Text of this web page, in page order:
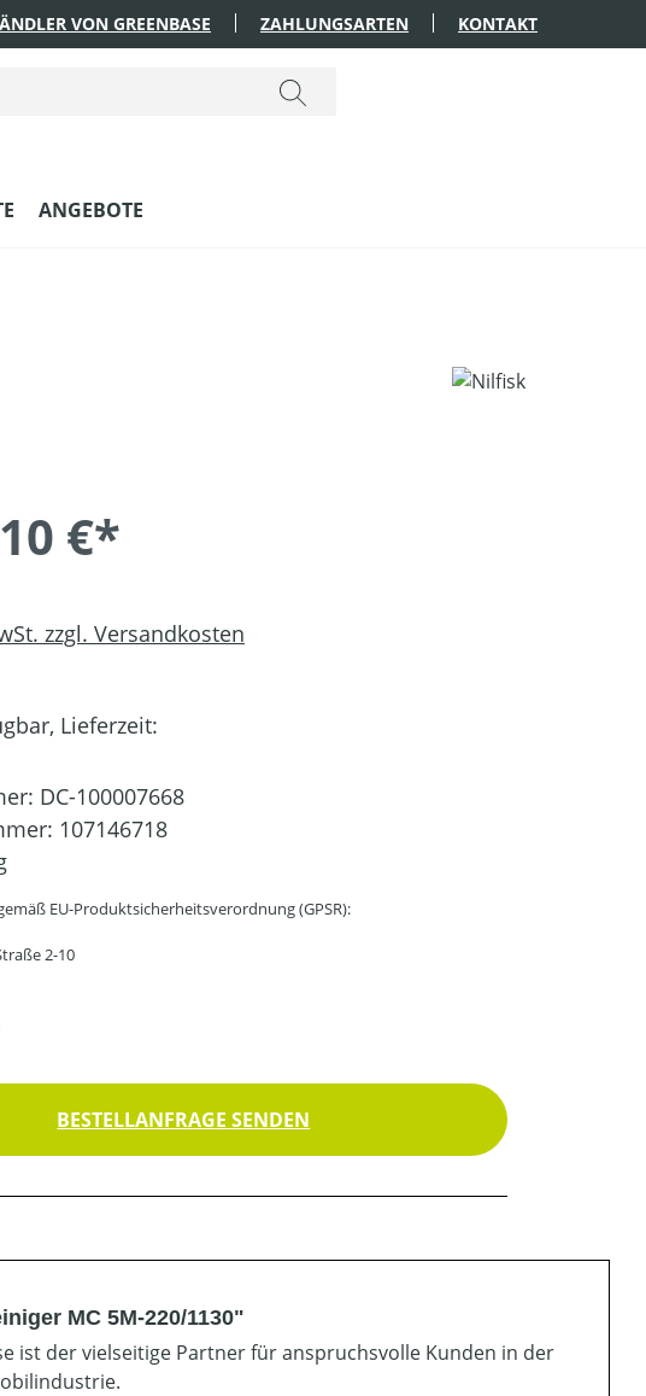
VON GREENBASE ZAHLUNGSARTEN KONTAKT
ANGEBOTE
€*
zzgl. Versandkosten
Lieferzeit:
DC-100007668
107146718
EU-Produktsicherheitsverordnung (GPSR):
2-10
BESTELLANFRAGE SENDEN
MC 5M-220/1130"
ist der vielseitige Partner für anspruchsvolle Kunden in der